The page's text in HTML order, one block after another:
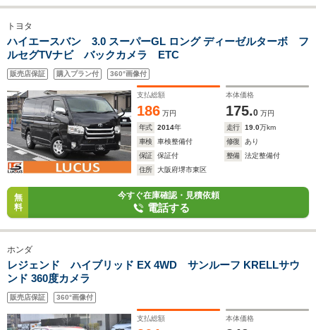
トヨタ
ハイエースバン 3.0 スーパーGL ロング ディーゼルターボ フ
ルセグTVナビ バックカメラ ETC
販売店保証 購入プラン付 360°画像付
支払総額
186 万円
本体価格
175.0 万円
年式
2014年 走行 19.0万km
車検
車検整備付 修復
あり
保証
保証付 整備
法定整備付
住所
大阪府堺市東区
無
料
今すぐ在庫確認・見積依頼
電話する
ホンダ
レジェンド ハイブリッド EX 4WD サンルーフ KRELLサウ
ンド 360度カメラ
販売店保証 360°画像付
支払総額 本体価格